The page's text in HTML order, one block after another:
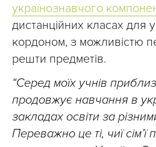
українознавчого
дистанційних класах для
кордоном, з можливістю
решти предметів.
“Серед моїх учнів
продовжує навчання в
закладах освіти за
Переважно це ті, чиї сім’ї